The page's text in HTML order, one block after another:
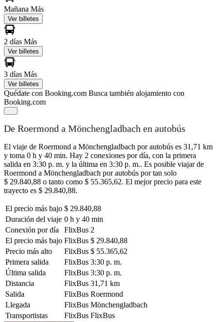
Mañana Más
Ver billetes
2 días Más
Ver billetes
3 días Más
Ver billetes
Quédate con Booking.com Busca también alojamiento con
Booking.com
De Roermond a Mönchengladbach en autobús
El viaje de Roermond a Mönchengladbach por autobús es 31,71 km
y toma 0 h y 40 min. Hay 2 conexiones por día, con la primera
salida en 3:30 p. m. y la última en 3:30 p. m.. Es posible viajar de
Roermond a Mönchengladbach por autobús por tan solo
$ 29.840,88 o tanto como $ 55.365,62. El mejor precio para este
trayecto es $ 29.840,88.
El precio más bajo $ 29.840,88
Duración del viaje 0 h y 40 min
Conexión por día
FlixBus 2
El precio más bajo FlixBus $ 29.840,88
Precio más alto
FlixBus $ 55.365,62
Primera salida
FlixBus 3:30 p. m.
Última salida
FlixBus 3:30 p. m.
Distancia
FlixBus 31,71 km
Salida
FlixBus Roermond
Llegada
FlixBus Mönchengladbach
Transportistas
FlixBus FlixBus
©